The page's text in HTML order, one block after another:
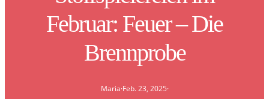
Februar: Feuer – Die
Brennprobe
Maria·Feb. 23, 2025·